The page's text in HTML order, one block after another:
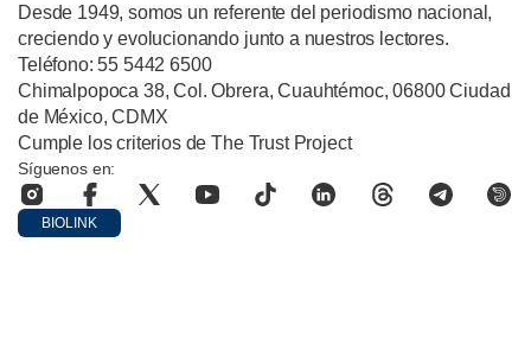
Desde 1949, somos un referente del periodismo nacional,
creciendo y evolucionando junto a nuestros lectores.
Teléfono: 55 5442 6500
Chimalpopoca 38, Col. Obrera, Cuauhtémoc, 06800 Ciudad
de México, CDMX
Cumple los criterios de The Trust Project
Síguenos en:
BIOLINK